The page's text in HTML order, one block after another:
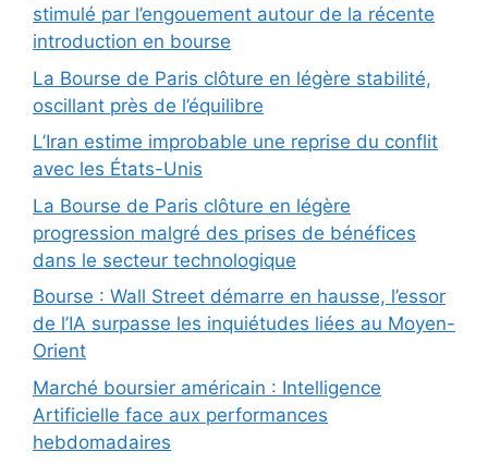
stimulé par l’engouement autour de la récente
introduction en bourse
La Bourse de Paris clôture en légère stabilité,
oscillant près de l’équilibre
L’Iran estime improbable une reprise du conflit
avec les États-Unis
La Bourse de Paris clôture en légère
progression malgré des prises de bénéfices
dans le secteur technologique
Bourse : Wall Street démarre en hausse, l’essor
de l’IA surpasse les inquiétudes liées au Moyen-
Orient
Marché boursier américain : Intelligence
Artificielle face aux performances
hebdomadaires